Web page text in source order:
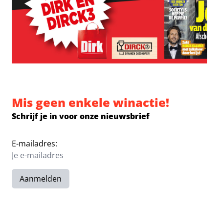
Mis geen enkele winactie!
Schrijf je in voor onze nieuwsbrief
E-mailadres:
Aanmelden